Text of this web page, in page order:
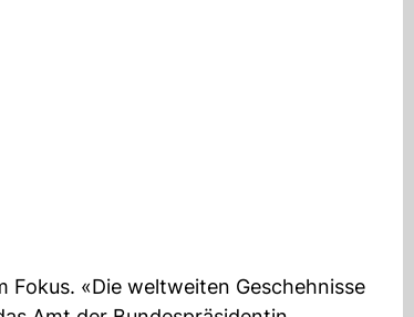
Fokus. «Die weltweiten Geschehnisse